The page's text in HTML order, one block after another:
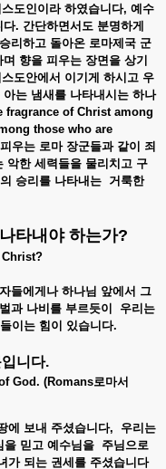
스도인이라 하였습니다, 예수
다. 간단하면서도 분명하게
승리하고 돌아온 로마제국 군
향을 피우는 장면을 상기
도안에서 이기게 하시고 우
아는 냄새를 나타내시는 하나
fragrance of Christ among
those who are
피우는 로마 장군들과 같이 죄
악한 세력들을 물리치고 구
승리를 나타내는 거룩한
타내야 하는가?
자들에게나 하나님 앞에서 그
벌과 나비를 부르듯이 우리는
이는 힘이 있습니다.
니다.
God. (Romans로마서
에 보내 주셨습니다, 우리는
을 믿고 예수님을 주님으로
가 되는 권세를 주셨습니다